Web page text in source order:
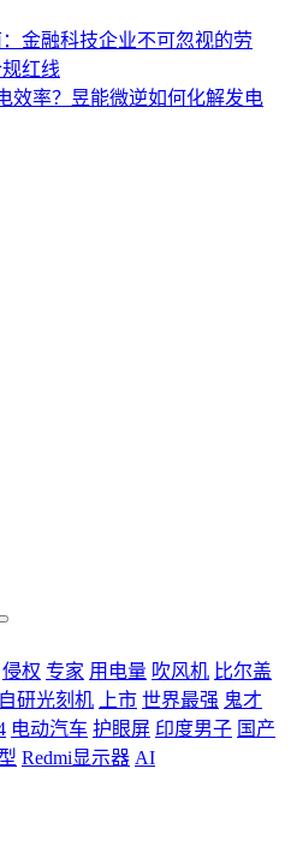
金融科技企业不可忽视的劳
红线
效率？昱能微逆如何化解发电
侵权 专家 用电量 吹风机 比尔盖
自研光刻机 上市 世界最强 鬼才
电动汽车 护眼屏 印度男子 国产
Redmi显示器 AI